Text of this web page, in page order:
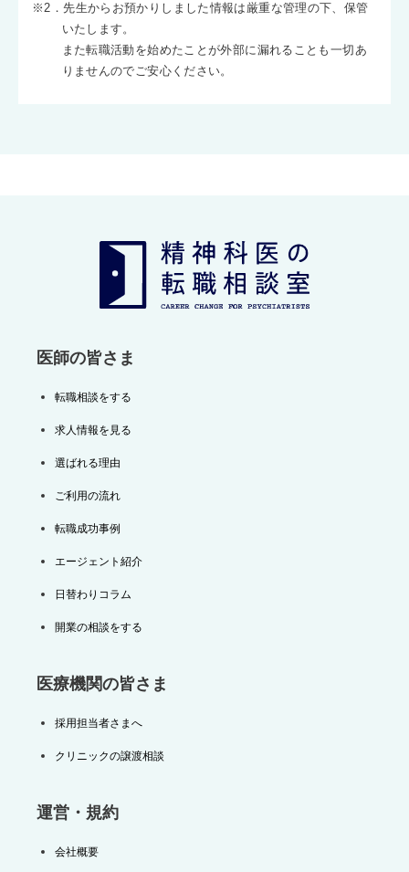
※2．先生からお預かりしました情報は厳重な管理の下、保管
いたします。
また転職活動を始めたことが外部に漏れることも一切あ
りませんのでご安心ください。
医師の皆さま
転職相談をする
求人情報を見る
選ばれる理由
ご利用の流れ
転職成功事例
エージェント紹介
日替わりコラム
開業の相談をする
医療機関の皆さま
採用担当者さまへ
クリニックの譲渡相談
運営・規約
会社概要